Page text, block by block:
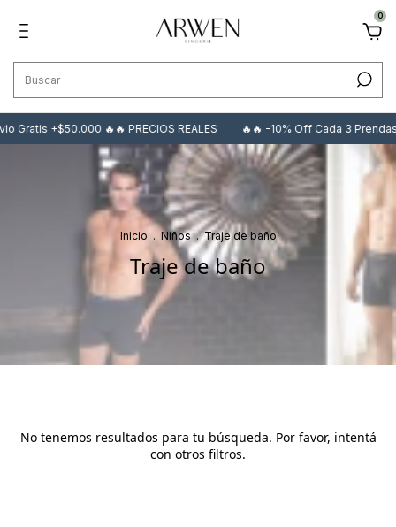
0
+$50.000 🔥🔥 PRECIOS REALES 🔥🔥 -10% Off Cada 3 Prendas 🔥🔥
Inicio . Niños . Traje de baño
Traje de baño
No tenemos resultados para tu búsqueda. Por favor, intentá
con otros filtros.